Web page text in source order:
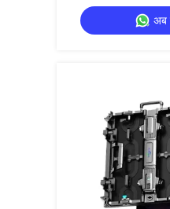
P2.9 इनडोर एलईडी
अब